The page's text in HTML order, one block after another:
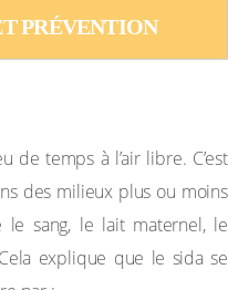
PRÉVENTION
de temps à l’air libre. C’est
des milieux plus ou moins
sang, le lait maternel, le
explique que le sida se